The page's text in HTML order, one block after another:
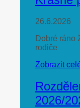
26.6.2026
Dobré ráno
rodiče
Zobrazit
2026/